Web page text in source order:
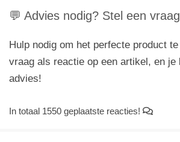
💬 Advies nodig? Stel een
Hulp nodig om het perfecte product
vraag als reactie op een artikel, en
advies!
In totaal 1550 geplaatste reacties!